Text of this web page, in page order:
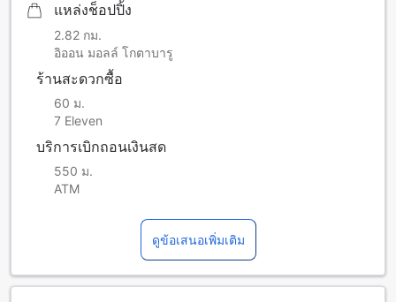
แหล่งช็อปปิ้ง
2.82 กม.
อิออน มอลล์ โกตาบารู
ร้านสะดวกซื้อ
60 ม.
7 Eleven
บริการเบิกถอนเงินสด
550 ม.
ATM
ดูข้อเสนอเพิ่มเติม